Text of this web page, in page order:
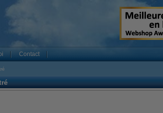
Contact